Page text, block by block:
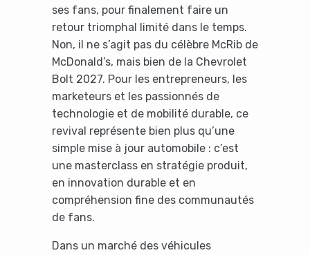
ses fans, pour finalement faire un
retour triomphal limité dans le temps.
Non, il ne s’agit pas du célèbre McRib de
McDonald’s, mais bien de la Chevrolet
Bolt 2027. Pour les entrepreneurs, les
marketeurs et les passionnés de
technologie et de mobilité durable, ce
revival représente bien plus qu’une
simple mise à jour automobile : c’est
une masterclass en stratégie produit,
en innovation durable et en
compréhension fine des communautés
de fans.
Dans un marché des véhicules